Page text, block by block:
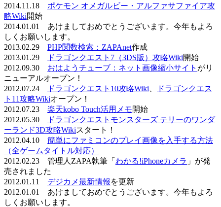
2014.11.18 ポケモン オメガルビー・アルファサファイア攻
略Wiki開始
2014.01.01 あけましておめでとうございます。今年もよろ
しくお願いします。
2013.02.29 PHP関数検索：ZAPAnet作成
2013.01.29
ドラゴンクエスト7（3DS版）攻略Wiki開始
2012.09.30 おはようチューブ：ネット画像縮小サイト がリ
ニューアルオープン！
2012.07.24
ドラゴンクエスト10攻略Wiki
ドラゴンクエス
ト11攻略Wikiオープン！
2012.07.23 楽天kobo Touch活用メモ開始
2012.05.30
ドラゴンクエストモンスターズ テリーのワンダ
ーランド3D攻略Wikiスタート！
2012.04.10 簡単にファミコンのプレイ画像を入手する方法
（全ゲームタイトル対応）
2012.02.23 管理人ZAPA執筆「 わかる!iPhoneカメラ 」が発
売されました
2012.01.11 デジカメ最新情報 を更新
2012.01.01 あけましておめでとうございます。今年もよろ
しくお願いします。